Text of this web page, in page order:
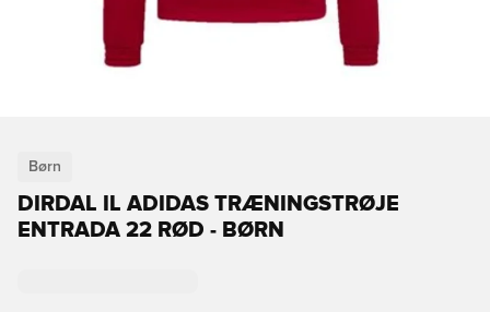
Børn
DIRDAL IL ADIDAS TRÆNINGSTRØJE
ENTRADA 22 RØD - BØRN